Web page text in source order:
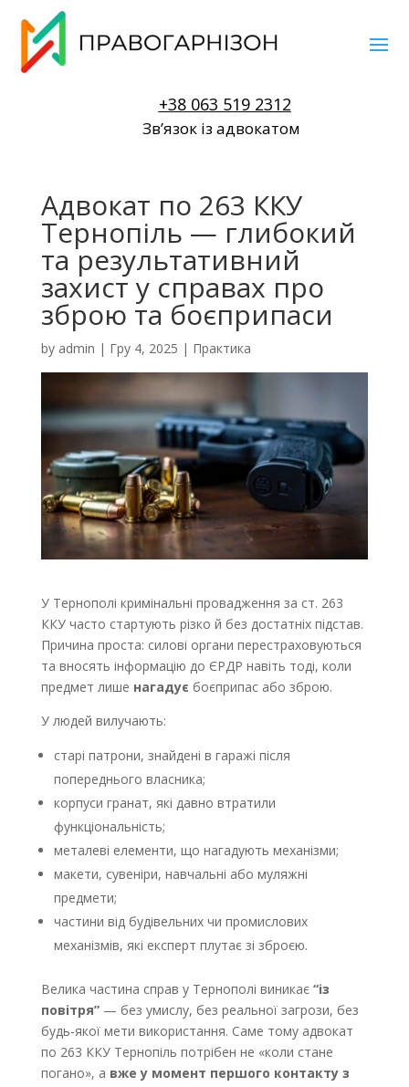
+38 063 519 2312
Звʼязок із адвокатом
Адвокат по 263 ККУ
Тернопіль — глибокий
та результативний
захист у справах про
зброю та боєприпаси
by admin | Гру 4, 2025 | Практика
У Тернополі кримінальні провадження за ст. 263
ККУ часто стартують різко й без достатніх підстав.
Причина проста: силові органи перестраховуються
та вносять інформацію до ЄРДР навіть тоді, коли
предмет лише нагадує боєприпас або зброю.
У людей вилучають:
старі патрони, знайдені в гаражі після
попереднього власника;
корпуси гранат, які давно втратили
функціональність;
металеві елементи, що нагадують механізми;
макети, сувеніри, навчальні або муляжні
предмети;
частини від будівельних чи промислових
механізмів, які експерт плутає зі зброєю.
Велика частина справ у Тернополі виникає “із
повітря”— без умислу, без реальної загрози, без
будь-якої мети використання. Саме тому адвокат
по 263 ККУ Тернопіль потрібен не «коли стане
погано», а вже у момент першого контакту з